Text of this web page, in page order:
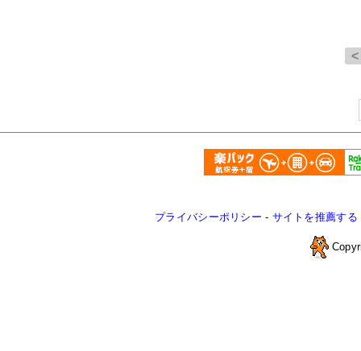
プライバシーポリシー - サイトを推薦する